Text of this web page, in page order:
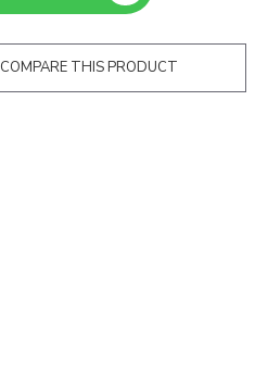
COMPARE THIS PRODUCT